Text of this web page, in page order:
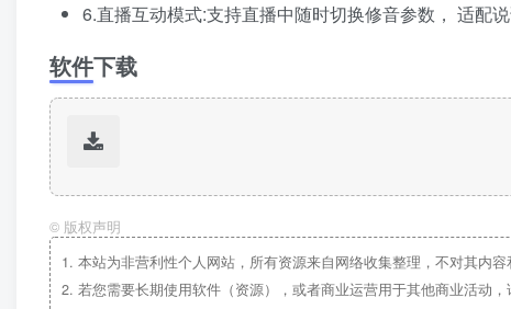
6.直播互动模式:支持直播中随时切换修音参数， 适配说
软件下载
© 版权声明
1. 本站为非营利性个人网站，所有资源来自网络收集整理，不对其内
2. 若您需要长期使用软件（资源），或者商业运营用于其他商业活动